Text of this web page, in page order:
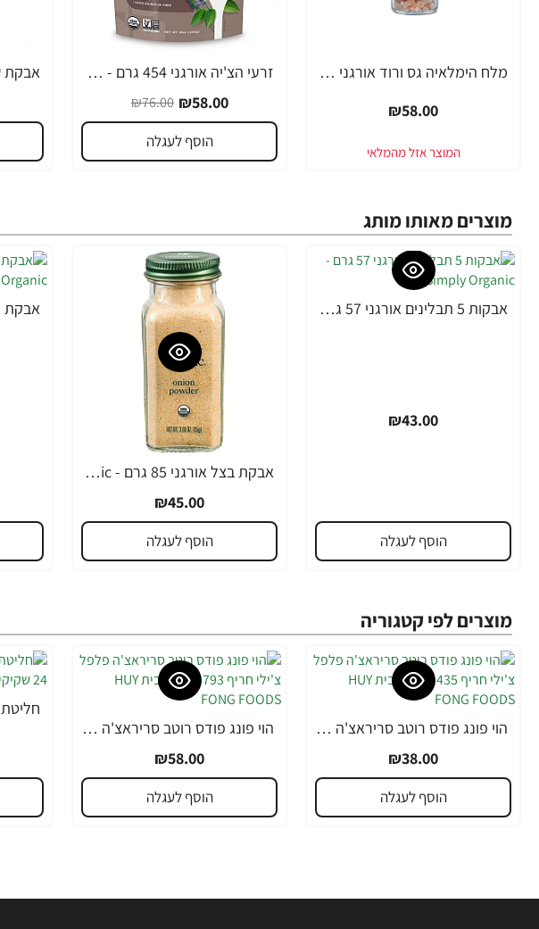
מלח הימלאיה גס ורוד אורגני מטחנת 85 גרם
₪58.00
-24%
זרעי הצ'יה אורגני 454 גרם - מבית Navitas Organics
₪58.00
₪76.00
הוסף לעגלה
מוצרים מאותו מותג
אבקות 5 תבלינים אורגני 57 גרם - Simply Organic
₪43.00
הוסף לעגלה
אבקת בצל אורגני 85 גרם - Simply Organic
₪45.00
הוסף לעגלה
מוצרים לפי קטגוריה
הוי פונג פודס רוטב סריראצ'ה פלפל צ'ילי חריף 435 גרם - מבית HUY FONG FOODS
₪38.00
הוסף לעגלה
הוי פונג פודס רוטב סריראצ'ה פלפל צ'ילי חריף 793 גרם - מבית HUY FONG FOODS
₪58.00
הוסף לעגלה
-20%